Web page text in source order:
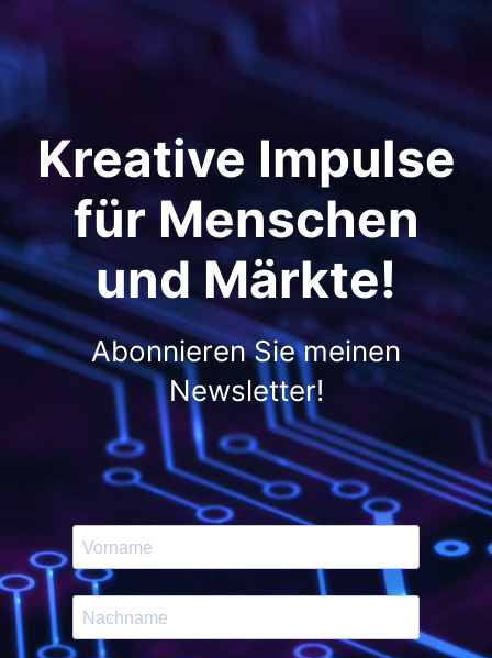
Kreative Impulse
für Menschen
und Märkte!
Abonnieren Sie meinen
Newsletter!